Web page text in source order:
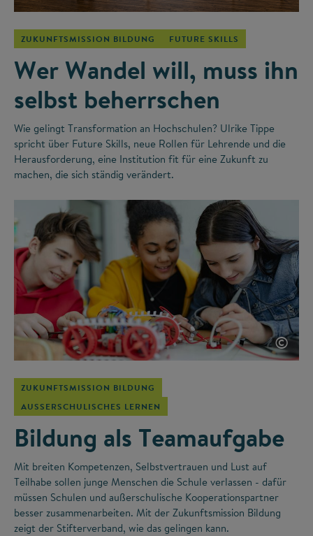
ZUKUNFTSMISSION BILDUNG FUTURE SKILLS
Wer Wandel will, muss ihn
selbst beherrschen
Wie gelingt Transformation an Hochschulen? Ulrike Tippe
spricht über Future Skills, neue Rollen für Lehrende und die
Herausforderung, eine Institution fit für eine Zukunft zu
machen, die sich ständig verändert.
©
ZUKUNFTSMISSION BILDUNG
AUSSERSCHULISCHES LERNEN
Bildung als Teamaufgabe
Mit breiten Kompetenzen, Selbstvertrauen und Lust auf
Teilhabe sollen junge Menschen die Schule verlassen - dafür
müssen Schulen und außerschulische Kooperationspartner
besser zusammenarbeiten. Mit der Zukunftsmission Bildung
zeigt der Stifterverband, wie das gelingen kann.